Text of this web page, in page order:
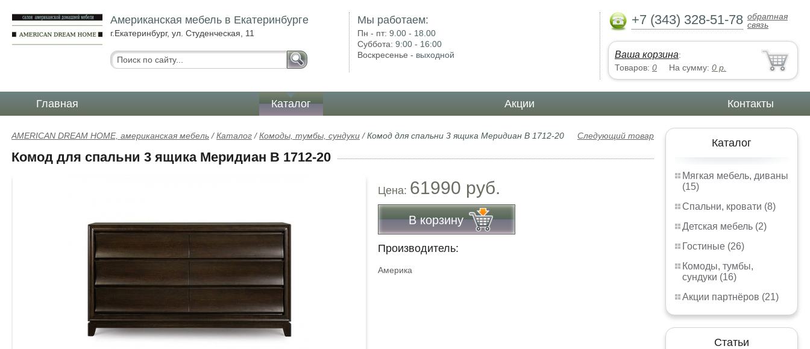
Американская мебель в Екатеринбурге
г.Екатеринбург, ул. Студенческая, 11
Мы работаем:
Пн - пт:9.00 - 18.00
Суббота:9:00 - 16:00
Воскресенье - выходной
+7 (343) 328-51-78 обратная
связь
Ваша корзина:
Товаров: 0 На сумму: 0 р.
Главная Каталог Акции Контакты
Каталог
Мягкая мебель, диваны
(15)
Спальни, кровати (8)
Детская мебель (2)
Гостиные (26)
Комоды, тумбы,
сундуки (16)
Акции партнёров (21)
Статьи
Следующий товар
AMERICAN DREAM HOME, американская мебель /Каталог /Комоды, тумбы, сундуки /Комод для спальни 3 ящика Меридиан В 1712-20
Комод для спальни 3 ящика Меридиан В 1712-20
Цена: 61990 руб.
В корзину
Производитель:
Америка